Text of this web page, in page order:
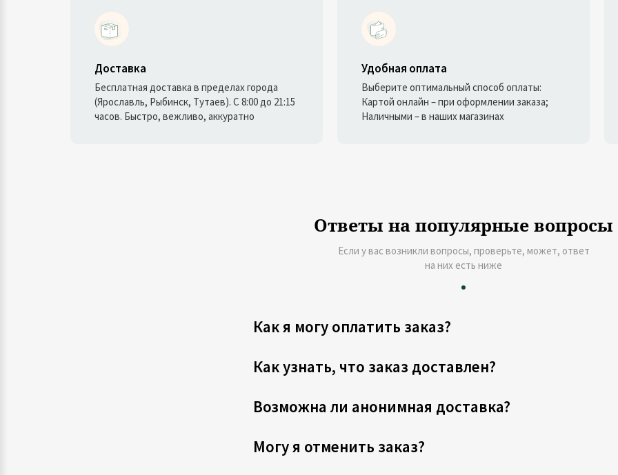
Доставка
Бесплатная доставка в пределах города
(Ярославль, Рыбинск, Тутаев). С 8:00 до 21:15
часов. Быстро, вежливо, аккуратно
Удобная оплата
Выберите оптимальный способ оплаты:
Картой онлайн – при оформлении заказа;
Наличными – в наших магазинах
Ответы на популярные вопросы
Если у вас возникли вопросы, проверьте, может, ответ
на них есть ниже
Как я могу оплатить заказ?
Как узнать, что заказ доставлен?
Возможна ли анонимная доставка?
Могу я отменить заказ?